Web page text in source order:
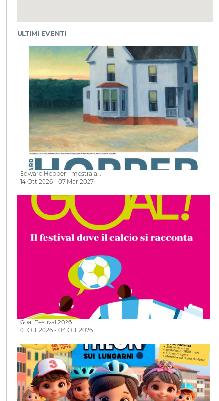
ULTIMI EVENTI
Edward Hopper - mostra a…
14 Ott 2026 - 07 Mar 2027
Goal Festival 2026
01 Ott 2026 - 04 Ott 2026